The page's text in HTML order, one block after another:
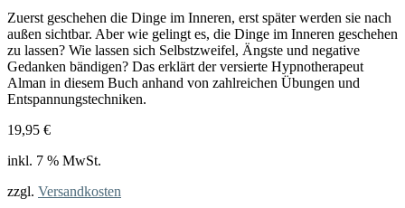
Zuerst geschehen die Dinge im Inneren, erst später werden sie nach
außen sichtbar. Aber wie gelingt es, die Dinge im Inneren geschehen
zu lassen? Wie lassen sich Selbstzweifel, Ängste und negative
Gedanken bändigen? Das erklärt der versierte Hypnotherapeut
Alman in diesem Buch anhand von zahlreichen Übungen und
Entspannungstechniken.
19,95 €
inkl. 7 % MwSt.
zzgl. Versandkosten